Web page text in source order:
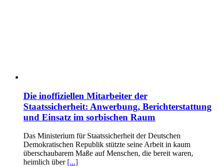
Die inoffiziellen Mitarbeiter der
Staatssicherheit: Anwerbung, Berichterstattung
und Einsatz im sorbischen Raum
Das Ministerium für Staatssicherheit der Deutschen
Demokratischen Republik stützte seine Arbeit in kaum
überschaubarem Maße auf Menschen, die bereit waren,
heimlich über [...]